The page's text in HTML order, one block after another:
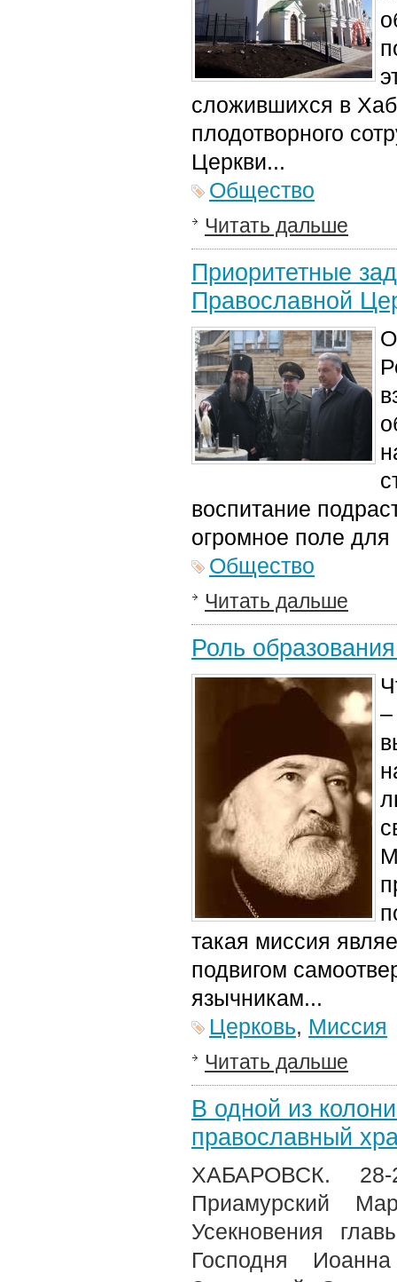
сложившихся в
плодотворного
Церкви...
Общество
Читать дальше
Приоритетные
Православной
воспитание
огромное поле
Общество
Читать дальше
Роль
–
такая миссия
подвигом
язычникам...
Церковь, Миссия
Читать дальше
В одной из
православный
ХАБАРОВСК. 28-
Приамурский
Усекновения
Господня